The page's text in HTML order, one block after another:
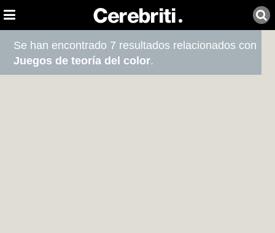
Se han encontrado 7 resultados relacionados con
Juegos de teoría del color.